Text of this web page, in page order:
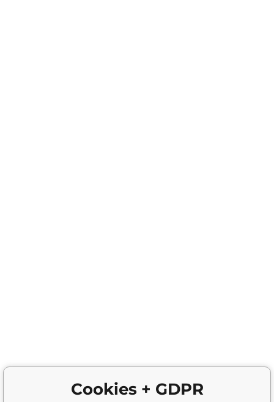
Cookies + GDPR